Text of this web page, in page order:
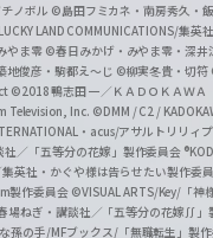
ノボル ©島田フミカネ・南房秀久・
LAND COMMUNICATIONS/集英
やま零 ©春日みかげ・みやま零・深井
地俊彦・駒都え～じ ©柳実冬貴・切符
©2018 鴨志田 一／ＫＡＤＯＫＡＷ
Television, Inc. ©DMM / C2 /
・acus/アサルトリリィ
／「五等分の花嫁」製作委員会
英社・かぐや様は告らせたい製作委
製作委員会 ©VISUAL ARTS/Key/「神
場ねぎ・講談社／「五等分の花嫁∬」
孫の手/MFブックス/「無職転生」製